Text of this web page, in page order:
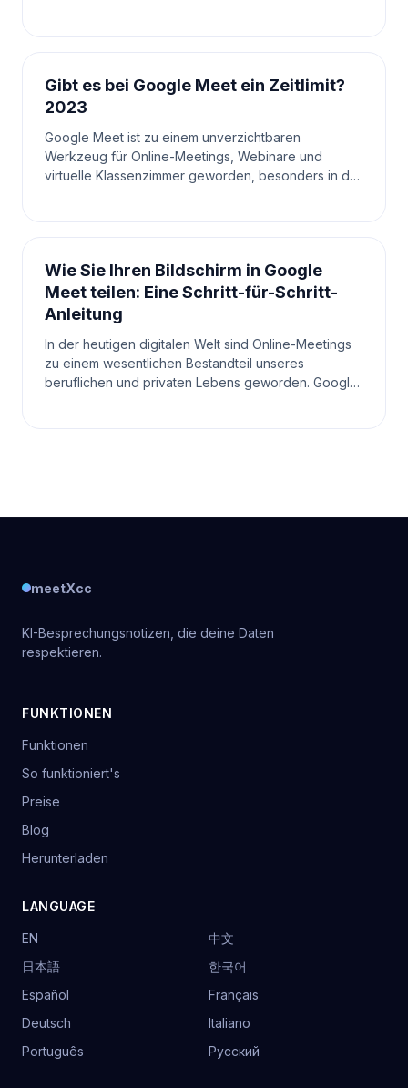
Gibt es bei Google Meet ein Zeitlimit?
2023
Google Meet ist zu einem unverzichtbaren
Werkzeug für Online-Meetings, Webinare und
virtuelle Klassenzimmer geworden, besonders in der
Wie Sie Ihren Bildschirm in Google
Meet teilen: Eine Schritt-für-Schritt-
Anleitung
In der heutigen digitalen Welt sind Online-Meetings
zu einem wesentlichen Bestandteil unseres
beruflichen und privaten Lebens geworden. Google
meetXcc
KI-Besprechungsnotizen, die deine Daten
respektieren.
FUNKTIONEN
Funktionen
So funktioniert's
Preise
Blog
Herunterladen
LANGUAGE
EN
中文
日本語
한국어
Español
Français
Deutsch
Italiano
Português
Русский